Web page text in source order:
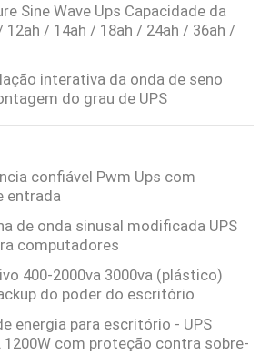
Sine Wave Ups Capacidade da
12ah / 14ah / 18ah / 24ah / 36ah /
interativa da onda de seno
do grau de UPS
confiável Pwm Ups com
entrada
de onda sinusal modificada UPS
computadores
400-2000va 3000va (plástico)
do poder do escritório
energia para escritório - UPS
1200W com proteção contra sobre-